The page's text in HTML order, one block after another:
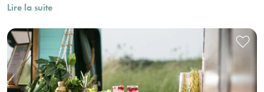
Lire la suite